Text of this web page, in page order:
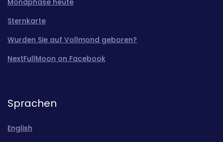
Sternkarte
Wurden Sie auf Vollmond geboren?
NextFullMoon on Facebook
Sprachen
English